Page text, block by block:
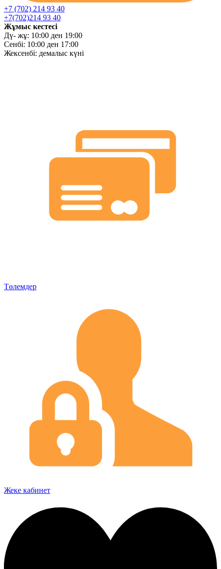
+7 (702) 214 93 40
+7(702)214 93 40
Жұмыс кестесі
Дү- жұ: 10:00 ден 19:00
Сенбі: 10:00 ден 17:00
Жексенбі: демалыс күні
Төлемдер
Жеке кабинет